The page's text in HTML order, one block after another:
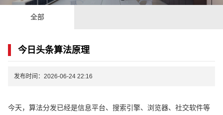
全部
今日头条算法原理
发布时间：2026-06-24 22:16
今天，算法分发已经是信息平台、搜索引擎、浏览器、社交软件等